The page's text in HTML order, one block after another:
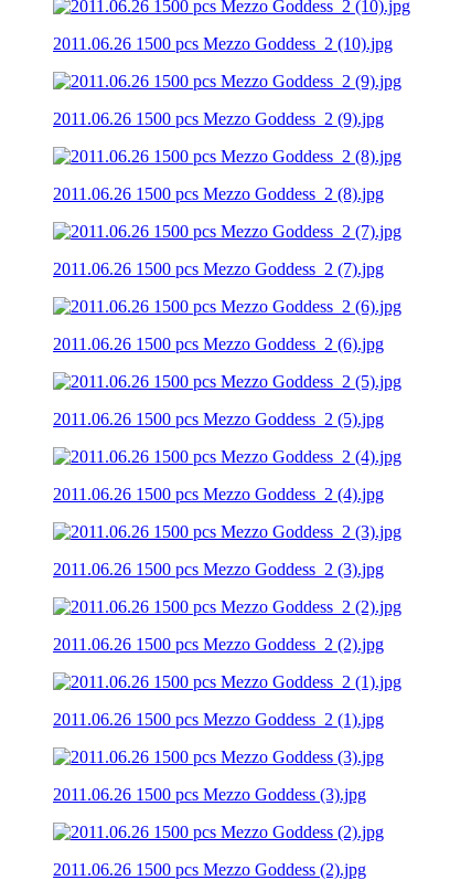
2011.06.26 1500 pcs Mezzo Goddess_2 (10).jpg
2011.06.26 1500 pcs Mezzo Goddess_2 (9).jpg
2011.06.26 1500 pcs Mezzo Goddess_2 (8).jpg
2011.06.26 1500 pcs Mezzo Goddess_2 (7).jpg
2011.06.26 1500 pcs Mezzo Goddess_2 (6).jpg
2011.06.26 1500 pcs Mezzo Goddess_2 (5).jpg
2011.06.26 1500 pcs Mezzo Goddess_2 (4).jpg
2011.06.26 1500 pcs Mezzo Goddess_2 (3).jpg
2011.06.26 1500 pcs Mezzo Goddess_2 (2).jpg
2011.06.26 1500 pcs Mezzo Goddess_2 (1).jpg
2011.06.26 1500 pcs Mezzo Goddess (3).jpg
2011.06.26 1500 pcs Mezzo Goddess (2).jpg